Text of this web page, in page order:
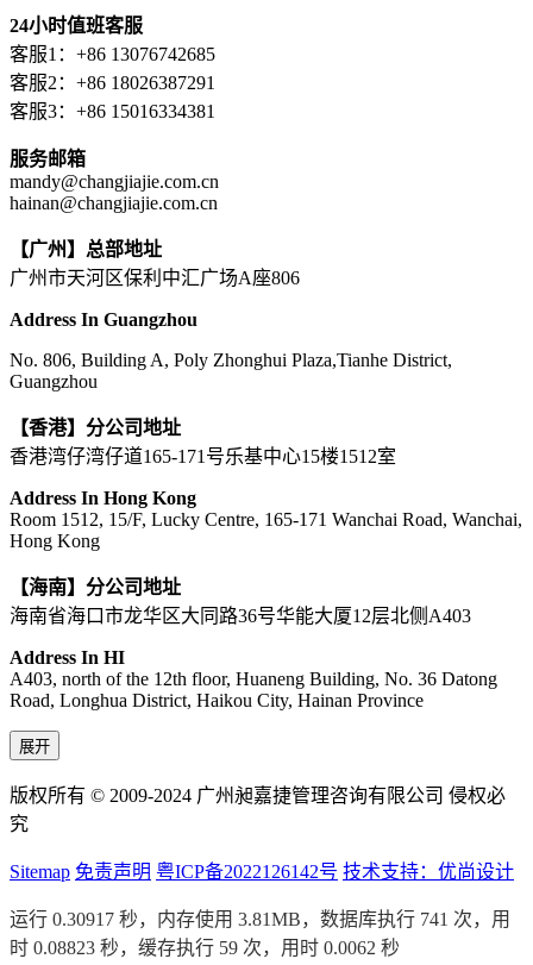
24小时值班客服
客服1：+86 13076742685
客服2：+86 18026387291
客服3：+86 15016334381
服务邮箱
mandy@changjiajie.com.cn
hainan@changjiajie.com.cn
【广州】总部地址
广州市天河区保利中汇广场A座806
Address In Guangzhou
No. 806, Building A, Poly Zhonghui Plaza,Tianhe District,
Guangzhou
【香港】分公司地址
香港湾仔湾仔道165-171号乐基中心15楼1512室
Address In Hong Kong
Room 1512, 15/F, Lucky Centre, 165-171 Wanchai Road, Wanchai,
Hong Kong
【海南】分公司地址
海南省海口市龙华区大同路36号华能大厦12层北侧A403
Address In HI
A403, north of the 12th floor, Huaneng Building, No. 36 Datong
Road, Longhua District, Haikou City, Hainan Province
展开
版权所有 © 2009-2024 广州昶嘉捷管理咨询有限公司 侵权必
究
Sitemap 免责声明 粤ICP备2022126142号 技术支持：优尚设计
运行 0.30917 秒，内存使用 3.81MB，数据库执行 741 次，用
时 0.08823 秒，缓存执行 59 次，用时 0.0062 秒